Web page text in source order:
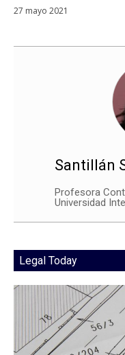
27 mayo 2021
Santillán
Profesora
Universidad
Legal Today